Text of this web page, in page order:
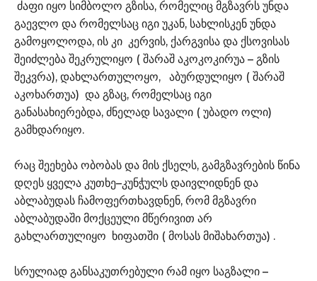
ძაფი იყო სიმბოლო გზისა, რომელიც მგზავრს უნდა
გაევლო და რომელსაც იგი უკან, სახლისკენ უნდა
გამოყოლოდა, ის კი კერვის, ქარგვისა და ქსოვისას
შეიძლება შეკრულიყო ( შარაშ აკოკოკირუა – გზის
შეკვრა), დახლართულოყო, აბურდულიყო ( შარაშ
აკოხართუა) და გზაც, რომელსაც იგი
განასახიერებდა, ძნელად სავალი ( უბადო ოლი)
გამხდარიყო.
რაც შეეხება ობობას და მის ქსელს, გამგზავრების წინა
დღეს ყველა კუთხე–კუნჭულს დაივლიდნენ და
აბლაბუდას ჩამოფერთხავდნენ, რომ მგზავრი
აბლაბუდაში მოქცეული მწერივით არ
გახლართულიყო ხიფათში ( მოსას მიშახართუა) .
სრულიად განსაკუთრებული რამ იყო საგზალი –